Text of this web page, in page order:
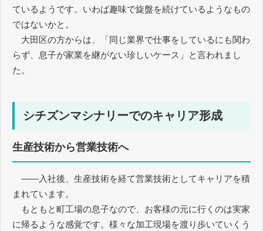
ているようです。いわば趣味で旋盤を続けているようなもの
ではないかと。
大田区の方からは、「同じ業界で仕事をしているにも関わ
らず、息子が家業を継がない珍しいケース」と言われまし
た。
シチズンマシナリーでのキャリア形成
生産技術から営業技術へ
――入社後、生産技術を経て営業技術としてキャリアを積
まれています。
もともと町工場の息子なので、お客様の元に行くのは実家
に帰るような感覚です。様々な加工現場を渡り歩いていくう